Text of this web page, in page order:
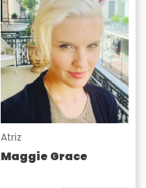
Atriz
Maggie Grace